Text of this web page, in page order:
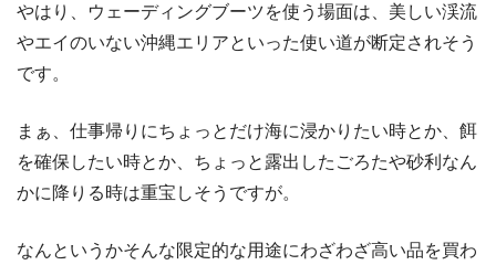
やはり、ウェーディングブーツを使う場面は、美しい渓流
やエイのいない沖縄エリアといった使い道が断定されそう
です。
まぁ、仕事帰りにちょっとだけ海に浸かりたい時とか、餌
を確保したい時とか、ちょっと露出したごろたや砂利なん
かに降りる時は重宝しそうですが。
なんというかそんな限定的な用途にわざわざ高い品を買わ